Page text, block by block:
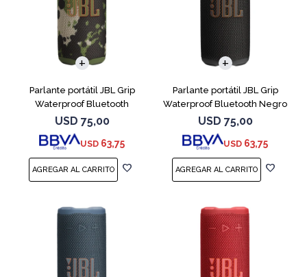
Parlante portátil JBL Grip
Waterproof Bluetooth
Camuflado
USD 75,00
USD 63,75
Parlante portátil JBL Grip
Waterproof Bluetooth Negro
USD 75,00
USD 63,75